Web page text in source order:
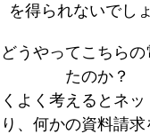
を得られないでし
うやってこちら
たのか？
よく考えるとネ
、何かの資料請